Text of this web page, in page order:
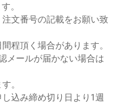
。
文番号の記載をお願い致
程頂く場合があります。
メールが届かない場合は
。
込み締め切り日より1週